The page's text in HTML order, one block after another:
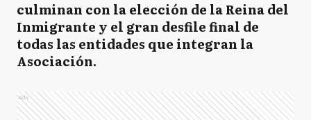
culminan con la elección de la Reina del
Inmigrante y el gran desfile final de
todas las entidades que integran la
Asociación.
Ads